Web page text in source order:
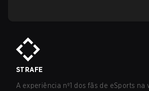
STRAFE
A experiência nº1 dos fãs de eSports na